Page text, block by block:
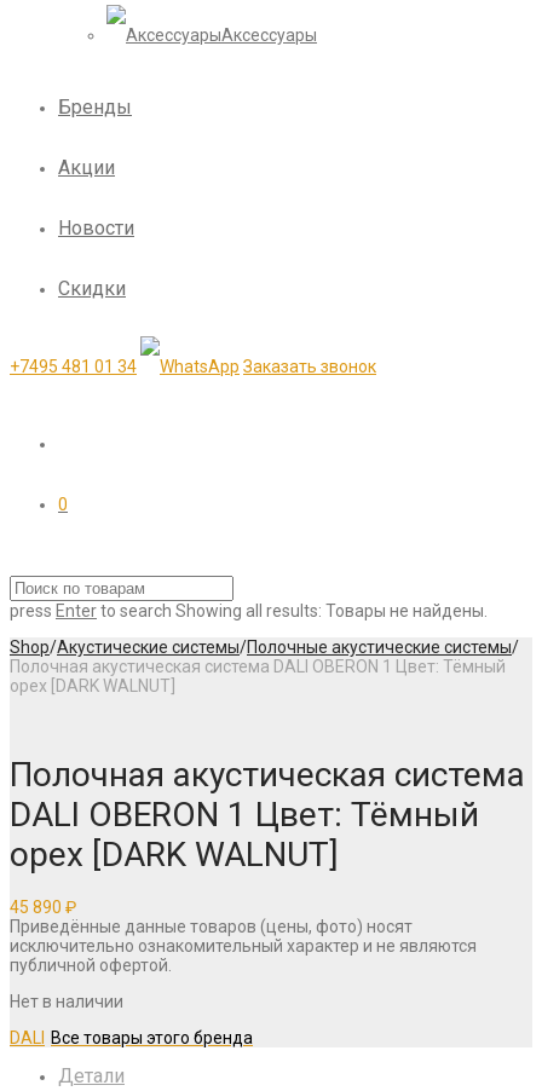
Аксессуары
Бренды
Акции
Новости
Скидки
+7495 481 01 34 Заказать звонок
0
press Enterto search Showing all results: Товары не найдены.
Shop/Акустические системы/Полочные акустические системы/
Полочная акустическая система DALI OBERON 1 Цвет: Тёмный
орех [DARK WALNUT]
Полочная акустическая система
DALI OBERON 1 Цвет: Тёмный
орех [DARK WALNUT]
45 890 ₽
Приведённые данные товаров (цены, фото) носят
исключительно ознакомительный характер и не являются
публичной офертой.
Нет в наличии
DALI
Детали